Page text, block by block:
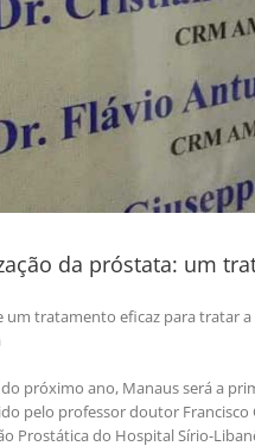
da próstata: um
um tratamento eficaz para tratar
próximo ano, Manaus será a
pelo professor doutor Francisco
Prostática do Hospital Sírio-